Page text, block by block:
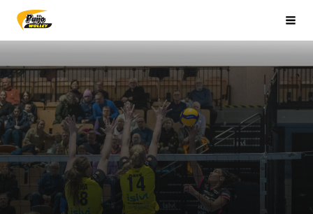
Siirry
sivun
Sivuston etusivulle